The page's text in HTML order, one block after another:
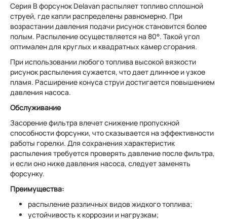
Серия В форсунок Delavan распыляет топливо сплошной
струей, где капли распределены равномерно. При
возрастании давления подачи рисунок становится более
полым. Распыление осуществляется на 80°. Такой угол
оптимален для круглых и квадратных камер сгорания.
При использовании любого топлива высокой вязкости
рисунок распыления сужается, что дает длинное и узкое
пламя. Расширение конуса струи достигается повышением
давления насоса.
Обслуживание
Засорение фильтра влечет снижение пропускной
способности форсунки, что сказывается на эффективности
работы горелки. Для сохранения характеристик
распыления требуется проверять давление после фильтра,
и если оно ниже давления насоса, следует заменять
форсунку.
Преимущества:
распыление различных видов жидкого топлива;
устойчивость к коррозии и нагрузкам;